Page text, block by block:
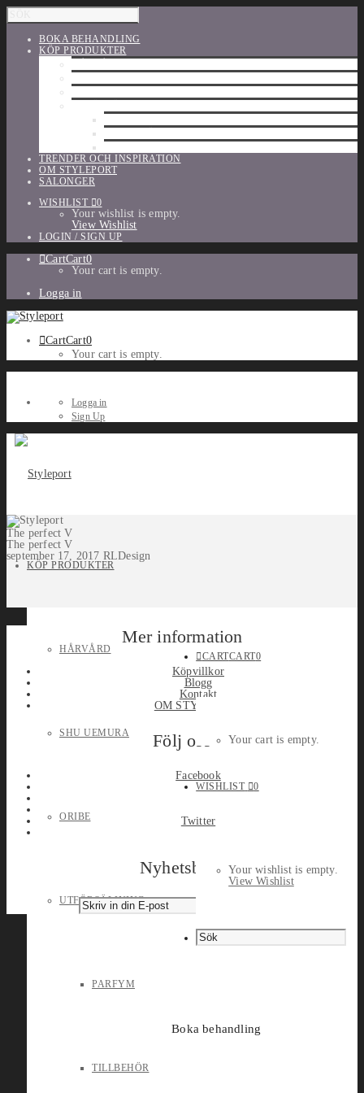
BOKA BEHANDLING
KÖP PRODUKTER
TRENDER OCH INSPIRATION
OM STYLEPORT
SALONGER
WISHLIST
0
Your wishlist is empty.
View Wishlist
LOGIN / SIGN UP
CartCart0
Your cart is empty.
Logga in
CartCart0
Your cart is empty.
Logga in
Sign Up
KÖP PRODUKTER
HÅRVÅRD
SHU UEMURA
ORIBE
UTFÖRSÄLJNING
PARFYM
TILLBEHÖR
CARTCART0
Your cart is empty.
WISHLIST 0
Your wishlist is empty.
View Wishlist
Boka behandling
The perfect V
The perfect V
september 17, 2017 RLDesign
Mer information
Köpvillkor
Blogg
Kontakt
OM STYLEPORT
Följ oss
Facebook
Twitter
Nyhetsbrev